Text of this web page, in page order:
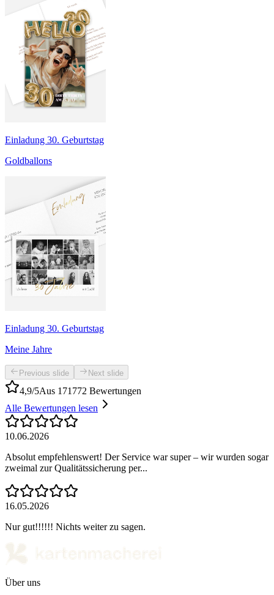
Einladung 30. Geburtstag
Goldballons
Einladung 30. Geburtstag
Meine Jahre
Previous slide Next slide
4,9/5Aus 171772 Bewertungen
Alle Bewertungen lesen
10.06.2026
Absolut empfehlenswert! Der Service war super – wir wurden sogar
zweimal zur Qualitätssicherung per...
16.05.2026
Nur gut!!!!!! Nichts weiter zu sagen.
Über uns